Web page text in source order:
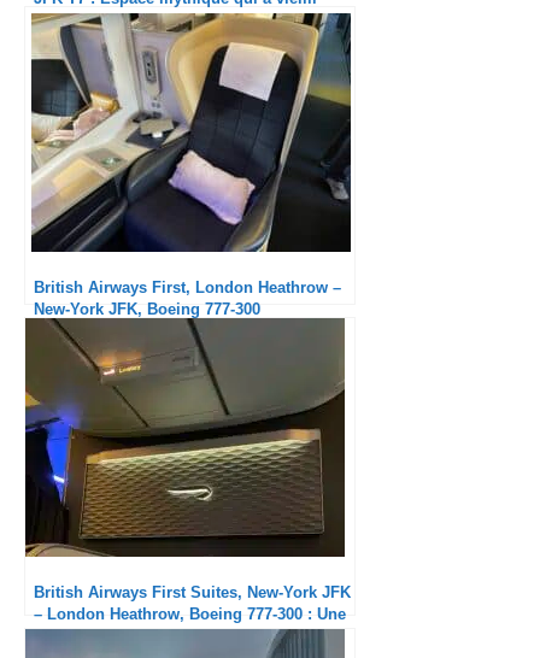
mais service toujours au top !
British Airways First, London Heathrow –
New-York JFK, Boeing 777-300
British Airways First Suites, New-York JFK
– London Heathrow, Boeing 777-300 : Une